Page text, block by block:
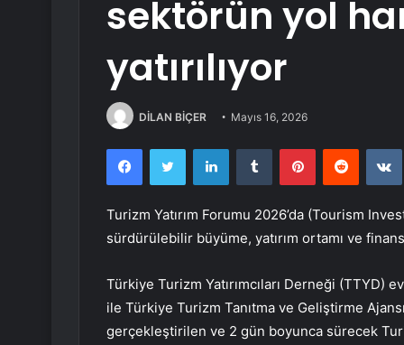
sektörün yol
yatırılıyor
DİLAN BİÇER Mayıs 16, 2026
FacebookTwitter LinkedInTumblr PinterestReddit
Turizm Yatırım Forumu 2026’da (Tourism
sürdürülebilir büyüme, yatırım ortamı ve
Türkiye Turizm Yatırımcıları Derneği (TTYD)
ile Türkiye Turizm Tanıtma ve Geliştirme
gerçekleştirilen ve 2 gün boyunca sürecek